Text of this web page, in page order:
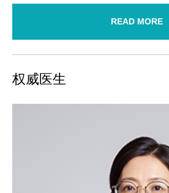
READ MORE
权威医生